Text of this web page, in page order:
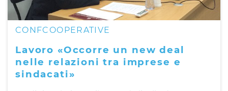
CONFCOOPERATIVE
Lavoro «Occorre un new deal
nelle relazioni tra imprese e
sindacati»